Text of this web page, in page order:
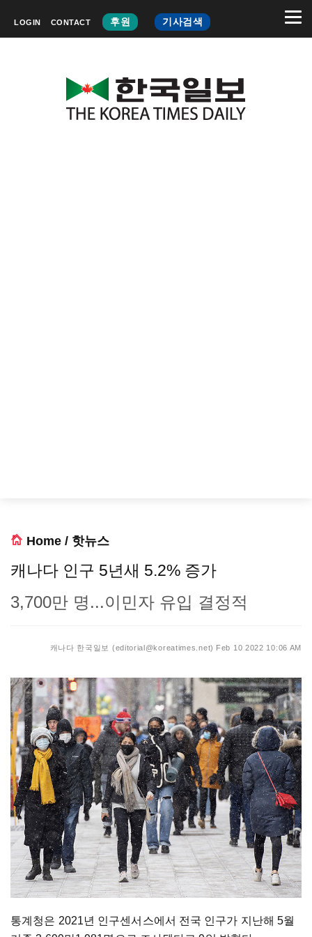
LOGIN CONTACT 후원 기사검색
Home / 핫뉴스
캐나다 인구 5년새 5.2% 증가
3,700만 명...이민자 유입 결정적
캐나다 한국일보 (editorial@koreatimes.net) Feb 10 2022 10:06 AM
통계청은 2021년 인구센서스에서 전국 인구가 지난해 5월